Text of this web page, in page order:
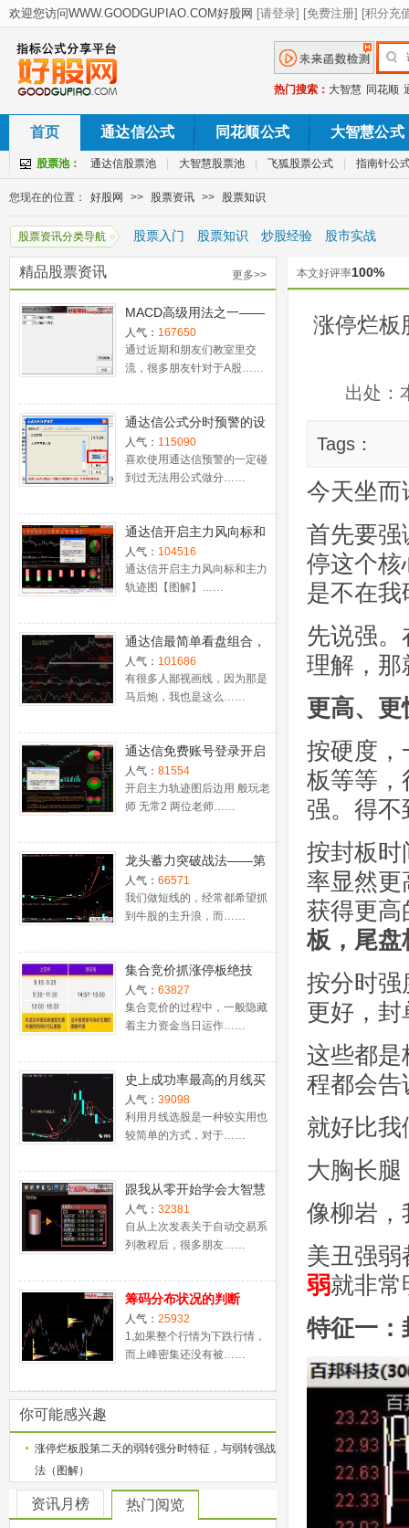
热门搜索： 大智慧 同花顺
首页 通达信公式 同花顺公式 大智慧公式
股票池： 通达信股票池 大智慧股票池 飞狐股票公式 指南针公
您现在的位置： 好股网 >> 股票资讯 >> 股票知识
股票资讯分类导航 股票入门 股票知识 炒股经验 股市实战
精品股票资讯 更多>>
MACD高级用法之一——
稳健买入法+2点卖出法
人气： 167650
通过近期和朋友们教室里交
流，很多朋友针对于A股……
通达信公式分时预警的设
置
人气： 115090
喜欢使用通达信预警的一定碰
到过无法用公式做分……
通达信开启主力风向标和
主力轨迹图【图解】
人气： 104516
通达信开启主力风向标和主力
轨迹图【图解】……
通达信最简单看盘组合，
抓强势股双头的超短线盈
利－－之五（均线战法找
心脏）
人气： 101686
有很多人鄙视画线，因为那是
马后炮，我也是这么……
通达信免费账号登录开启
十档框和调用主力监控教
程
人气： 81554
开启主力轨迹图后边用 般玩老
师 无常2 两位老师……
龙头蓄力突破战法——第
一时间介入牛股主升浪捕
捉涨停板的技巧（图解）
人气： 66571
我们做短线的，经常都希望抓
到牛股的主升浪，而……
集合竞价抓涨停板绝技
（附公式源码）
人气： 63827
集合竞价的过程中，一般隐藏
着主力资金当日运作……
史上成功率最高的月线买
入法，精准高效筛选暴涨
牛股，堪称选股法宝！
人气： 39098
利用月线选股是一种较实用也
较简单的方式，对于……
跟我从零开始学会大智慧
股票池自动交易
人气： 32381
自从上次发表关于自动交易系
列教程后，很多朋友……
筹码分布状况的判断
人气： 25932
1,如果整个行情为下跌行情，
而上峰密集还没有被……
你可能感兴趣
涨停烂板股第二天的弱转强分时特征，与弱转强战
法（图解）
资讯月榜 热门阅览
本文好评率100%
涨停烂板
出处：
Tags：
今天坐而
首先要强
停这个核
是不在
先说强
理解，那
更高、
按硬度，
板等等，
强。得不
按封板时
率显然更
获得更高
板，尾盘
按分时强
更好，
这些都是
程都会告
就好比我
大胸长
像柳岩，
美丑强
弱就非常
特征一：